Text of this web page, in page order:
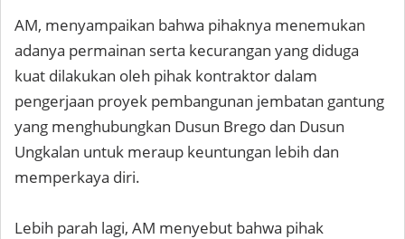
AM, menyampaikan bahwa pihaknya menemukan
adanya permainan serta kecurangan yang diduga
kuat dilakukan oleh pihak kontraktor dalam
pengerjaan proyek pembangunan jembatan gantung
yang menghubungkan Dusun Brego dan Dusun
Ungkalan untuk meraup keuntungan lebih dan
memperkaya diri.
Lebih parah lagi, AM menyebut bahwa pihak